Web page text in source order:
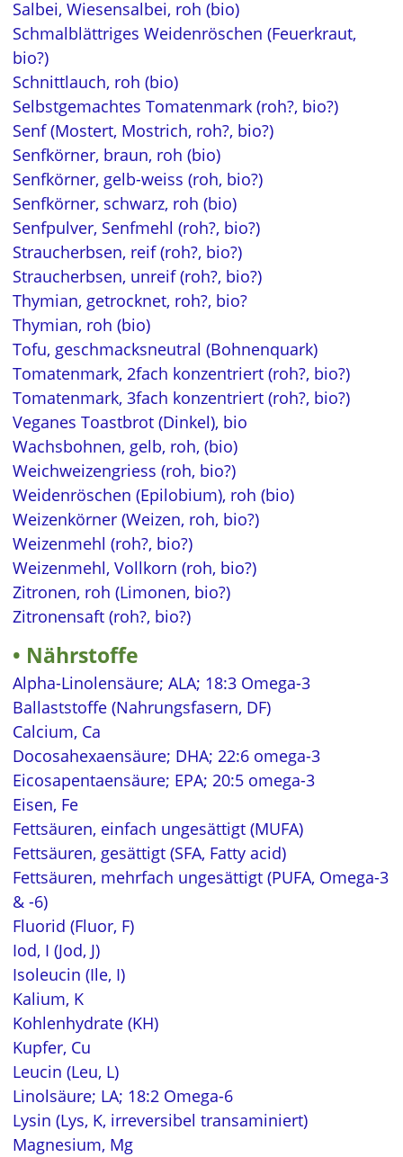
Salbei, Wiesensalbei, roh (bio)
Schmalblättriges Weidenröschen (Feuerkraut,
bio?)
Schnittlauch, roh (bio)
Selbstgemachtes Tomatenmark (roh?, bio?)
Senf (Mostert, Mostrich, roh?, bio?)
Senfkörner, braun, roh (bio)
Senfkörner, gelb-weiss (roh, bio?)
Senfkörner, schwarz, roh (bio)
Senfpulver, Senfmehl (roh?, bio?)
Straucherbsen, reif (roh?, bio?)
Straucherbsen, unreif (roh?, bio?)
Thymian, getrocknet, roh?, bio?
Thymian, roh (bio)
Tofu, geschmacksneutral (Bohnenquark)
Tomatenmark, 2fach konzentriert (roh?, bio?)
Tomatenmark, 3fach konzentriert (roh?, bio?)
Veganes Toastbrot (Dinkel), bio
Wachsbohnen, gelb, roh, (bio)
Weichweizengriess (roh, bio?)
Weidenröschen (Epilobium), roh (bio)
Weizenkörner (Weizen, roh, bio?)
Weizenmehl (roh?, bio?)
Weizenmehl, Vollkorn (roh, bio?)
Zitronen, roh (Limonen, bio?)
Zitronensaft (roh?, bio?)
Nährstoffe
Alpha-Linolensäure; ALA; 18:3 Omega-3
Ballaststoffe (Nahrungsfasern, DF)
Calcium, Ca
Docosahexaensäure; DHA; 22:6 omega-3
Eicosapentaensäure; EPA; 20:5 omega-3
Eisen, Fe
Fettsäuren, einfach ungesättigt (MUFA)
Fettsäuren, gesättigt (SFA, Fatty acid)
Fettsäuren, mehrfach ungesättigt (PUFA, Omega-3
& -6)
Fluorid (Fluor, F)
Iod, I (Jod, J)
Isoleucin (Ile, I)
Kalium, K
Kohlenhydrate (KH)
Kupfer, Cu
Leucin (Leu, L)
Linolsäure; LA; 18:2 Omega-6
Lysin (Lys, K, irreversibel transaminiert)
Magnesium, Mg